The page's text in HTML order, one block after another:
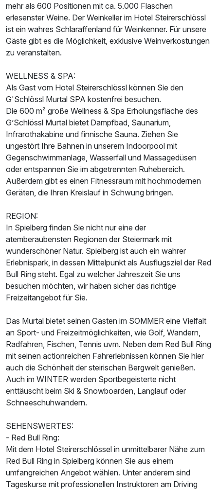
Ausstattung
Suite/n
2 Erwachsene
Ausstattung
Für 5 Tage p.P. ab999,00 €
mehr als 600 Positionen mit ca. 5.000 Flaschen
erlesenster Weine. Der Weinkeller im Hotel Steirerschlössl
ist ein wahres Schlaraffenland für Weinkenner. Für unsere
Gäste gibt es die Möglichkeit, exklusive Weinverkostungen
zu veranstalten.
WELLNESS & SPA:
Als Gast vom Hotel Steirerschlössl können Sie den
G'Schlössl Murtal SPA kostenfrei besuchen.
Die 600 m² große Wellness & Spa Erholungsfläche des
G’Schlössl Murtal bietet Dampfbad, Saunarium,
Infrarothakabine und finnische Sauna. Ziehen Sie
ungestört Ihre Bahnen in unserem Indoorpool mit
Gegenschwimmanlage, Wasserfall und Massagedüsen
oder entspannen Sie im abgetrennten Ruhebereich.
Außerdem gibt es einen Fitnessraum mit hochmodernen
Geräten, die Ihren Kreislauf in Schwung bringen.
REGION:
In Spielberg finden Sie nicht nur eine der
atemberaubensten Regionen der Steiermark mit
wunderschöner Natur. Spielberg ist auch ein wahrer
Erlebnispark, in dessen Mittelpunkt als Ausflugsziel der Red
Bull Ring steht. Egal zu welcher Jahreszeit Sie uns
besuchen möchten, wir haben sicher das richtige
Freizeitangebot für Sie.
Das Murtal bietet seinen Gästen im SOMMER eine Vielfalt
an Sport- und Freizeitmöglichkeiten, wie Golf, Wandern,
Radfahren, Fischen, Tennis uvm. Neben dem Red Bull Ring
mit seinen actionreichen Fahrerlebnissen können Sie hier
auch die Schönheit der steirischen Bergwelt genießen.
Auch im WINTER werden Sportbegeisterte nicht
enttäuscht beim Ski & Snowboarden, Langlauf oder
Schneeschuhwandern.
SEHENSWERTES:
- Red Bull Ring:
Mit dem Hotel Steirerschlössel in unmittelbarer Nähe zum
Red Bull Ring in Spielberg können Sie aus einem
umfangreichen Angebot wählen. Unter anderem sind
Tageskurse mit professionellen Instruktoren am Driving